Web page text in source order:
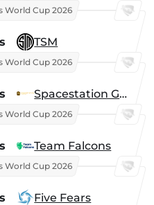
World Cup 2026
TSM
World Cup 2026
Spacestation Gaming
World Cup 2026
Team Falcons
World Cup 2026
Five Fears